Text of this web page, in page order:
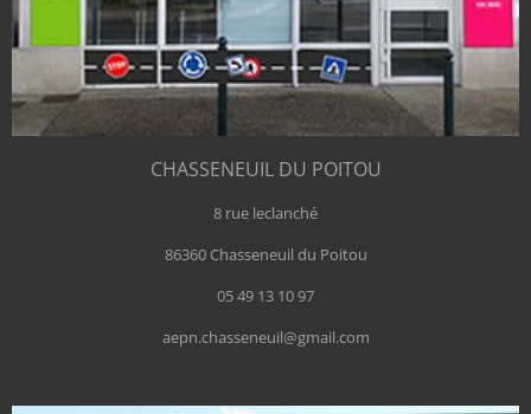
CHASSENEUIL DU POITOU
8 rue leclanché
86360 Chasseneuil du Poitou
05 49 13 10 97
aepn.chasseneuil@gmail.com